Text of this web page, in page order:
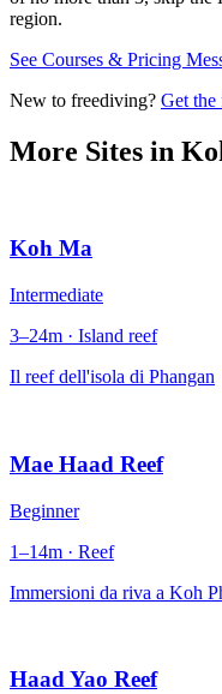
region.
See Courses & Pricing
New to freediving? Get the
More Sites in
Koh Ma
Intermediate
3–24m · Island reef
Il reef dell'isola di Phangan
Mae Haad Reef
Beginner
1–14m · Reef
Immersioni da riva a Koh
Haad Yao Reef